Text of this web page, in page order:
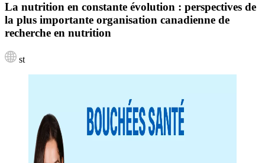
La nutrition en constante évolution : perspectives de
la plus importante organisation canadienne de
recherche en nutrition
st